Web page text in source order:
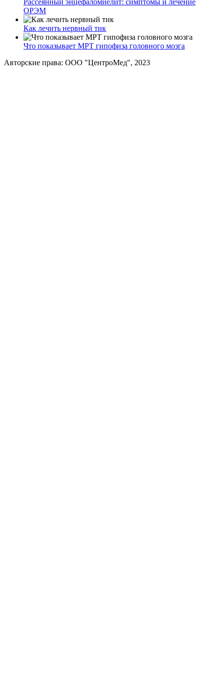
Рассеянный энцефаломиелит: симптомы и лечение
ОРЭМ
Как лечить нервный тик
Что показывает МРТ гипофиза головного мозга
Авторские права: ООО "ЦентроМед", 2023